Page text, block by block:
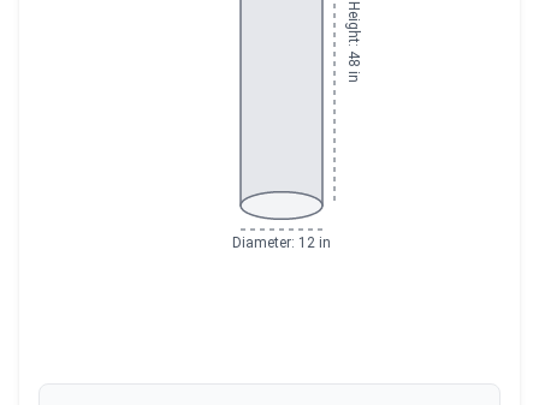
Height: 48 in
Diameter: 12 in